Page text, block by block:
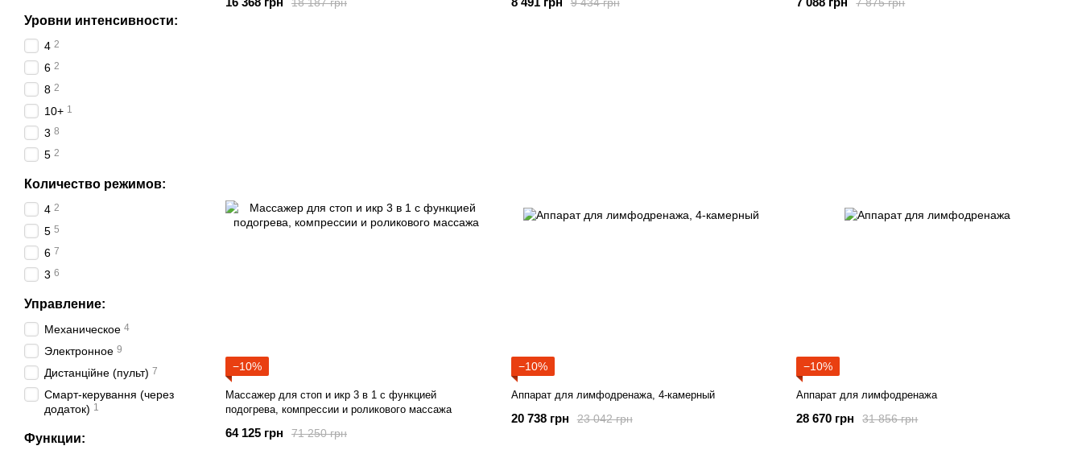
−10%
Массажер для стоп и икр 3 в 1 с функцией
подогрева, компрессии и роликового массажа
71 250 грн
64 125 грн
−10%
Аппарат для лимфодренажа, 4-камерный
23 042 грн
20 738 грн
−10%
Аппарат для лимфодренажа
31 856 грн
28 670 грн
Уровни интенсивности:
4 2
6 2
8 2
10+ 1
3 8
5 2
Количество режимов:
4 2
5 5
6 7
3 6
Управление:
Механическое 4
Электронное 9
Дистанційне (пульт) 7
Смарт-керування (через
додаток) 1
Функции: